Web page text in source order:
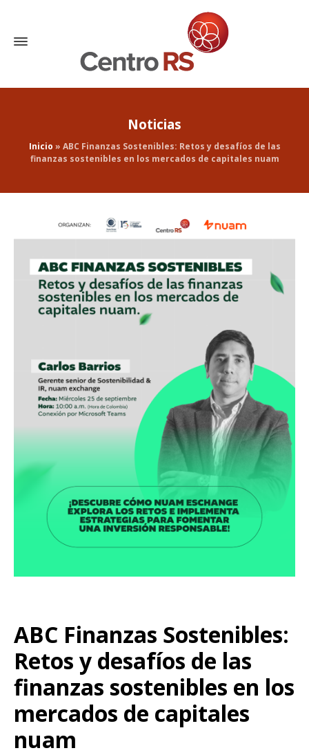
Noticias
Inicio » ABC Finanzas Sostenibles: Retos y desafíos de las
finanzas sostenibles en los mercados de capitales nuam
ABC Finanzas Sostenibles:
Retos y desafíos de las
finanzas sostenibles en los
mercados de capitales
nuam